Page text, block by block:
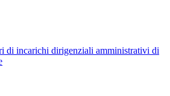
di incarichi dirigenziali amministrativi di